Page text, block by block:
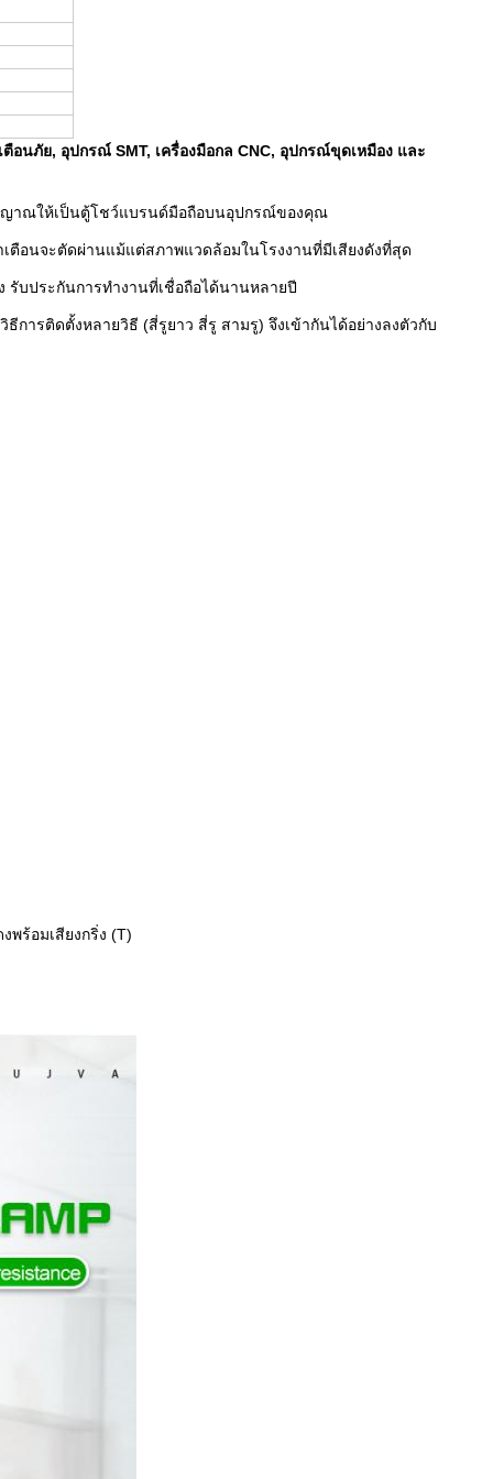
นภัย, อุปกรณ์ SMT, เครื่องมือกล CNC, อุปกรณ์ขุดเหมือง และ
าณให้เป็นตู้โชว์แบรนด์มือถือบนอุปกรณ์ของคุณ
ตือนจะตัดผ่านแม้แต่สภาพแวดล้อมในโรงงานที่มีเสียงดังที่สุด
รับประกันการทำงานที่เชื่อถือได้นานหลายปี
การติดตั้งหลายวิธี (สี่รูยาว สี่รู สามรู) จึงเข้ากันได้อย่างลงตัวกับ
พร้อมเสียงกริ่ง (T)